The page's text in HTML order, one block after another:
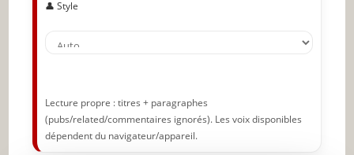
👤 Style
Lecture propre : titres + paragraphes
(pubs/related/commentaires ignorés). Les voix disponibles
dépendent du navigateur/appareil.